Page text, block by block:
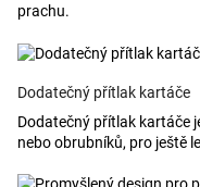
prachu.
Dodatečný přítlak kartáče
Dodatečný přítlak kartáče
nebo obrubníků, pro ještě